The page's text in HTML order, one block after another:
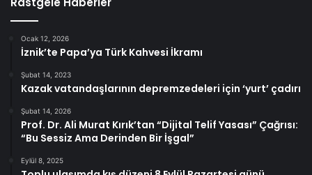
Ocak 12, 2026
İznik’te Papa’ya Türk Kahvesi İkramı
Şubat 14, 2023
Kazak vatandaşlarının depremzedeleri için ‘yurt’ çadırı
Şubat 14, 2026
Prof. Dr. Ali Murat Kırık’tan “Dijital Telif Yasası” Çağrısı:
“Bu Sessiz Ama Derinden Bir İşgal”
Eylül 8, 2025